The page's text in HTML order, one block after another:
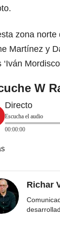
zona
Martínez y
‘Iván
W
Directo
Escucha el audio
00:00:00
Richar